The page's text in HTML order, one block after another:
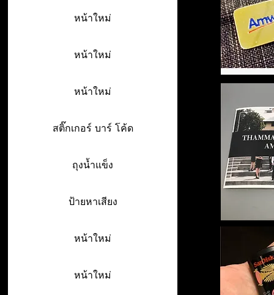
หน้าใหม่
หน้าใหม่
หน้าใหม่
สติ๊กเกอร์ บาร์ โค้ด
ถุงน้ำแข็ง
ป้ายหาเสียง
หน้าใหม่
หน้าใหม่